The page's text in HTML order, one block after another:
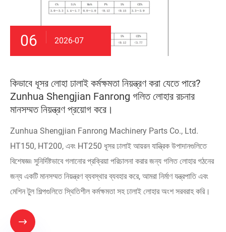
06 2026-07
কিভাবে ধূসর লোহা ঢালাই কর্মক্ষমতা নিয়ন্ত্রণ করা যেতে পারে?
Zunhua Shengjian Fanrong গলিত লোহার রচনার
মানসম্মত নিয়ন্ত্রণ প্রয়োগ করে।
Zunhua Shengjian Fanrong Machinery Parts Co., Ltd.
HT150, HT200, এবং HT250 ধূসর ঢালাই আয়রন যান্ত্রিক উপাদানগুলিতে
বিশেষজ্ঞ৷ সুনির্দিষ্টভাবে গলানোর প্রক্রিয়া পরিচালনা করার জন্য গলিত লোহার গঠনের
জন্য একটি মানসম্মত নিয়ন্ত্রণ ব্যবস্থার ব্যবহার করে, আমরা নির্মাণ যন্ত্রপাতি এবং
মেশিন টুল শিল্পগুলিতে স্থিতিশীল কর্মক্ষমতা সহ ঢালাই লোহার অংশ সরবরাহ করি।
